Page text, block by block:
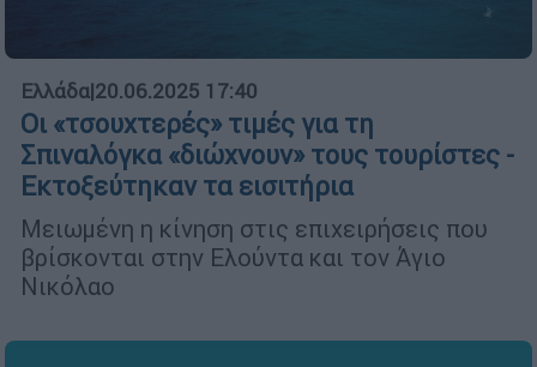
Ελλάδα|20.06.2025 17:40
Οι «τσουχτερές» τιμές για τη
Σπιναλόγκα «διώχνουν» τους τουρίστες -
Εκτοξεύτηκαν τα εισιτήρια
Μειωμένη η κίνηση στις επιχειρήσεις που
βρίσκονται στην Ελούντα και τον Άγιο
Νικόλαο